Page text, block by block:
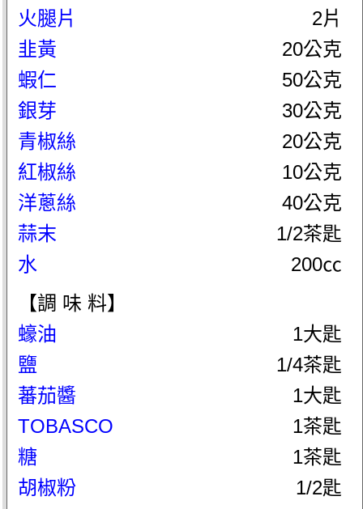
火腿片
2片
韭黃
20公克
蝦仁
50公克
銀芽
30公克
青椒絲
20公克
紅椒絲
10公克
洋蔥絲
40公克
蒜末
1/2茶匙
水
200㏄
【調 味 料】
蠔油
1大匙
鹽
1/4茶匙
蕃茄醬
1大匙
TOBASCO
1茶匙
糖
1茶匙
胡椒粉
1/2匙